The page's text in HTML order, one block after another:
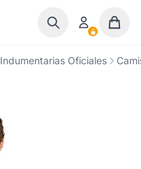
Indumentarias Oficiales